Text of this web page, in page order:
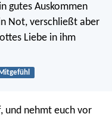
gutes Auskommen
Not, verschließt aber
Liebe in ihm
Mitgefühl
und nehmt euch vor